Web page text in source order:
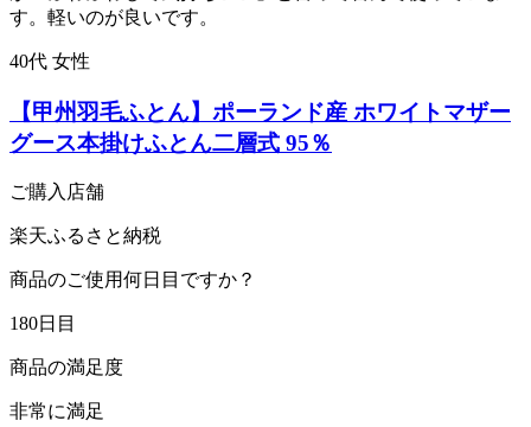
す。軽いのが良いです。
40代 女性
【甲州羽毛ふとん】ポーランド産 ホワイトマザー
グース本掛けふとん二層式 95％
ご購入店舗
楽天ふるさと納税
商品のご使用何日目ですか？
180日目
商品の満足度
非常に満足